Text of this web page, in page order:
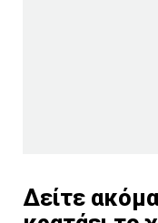
Δείτε